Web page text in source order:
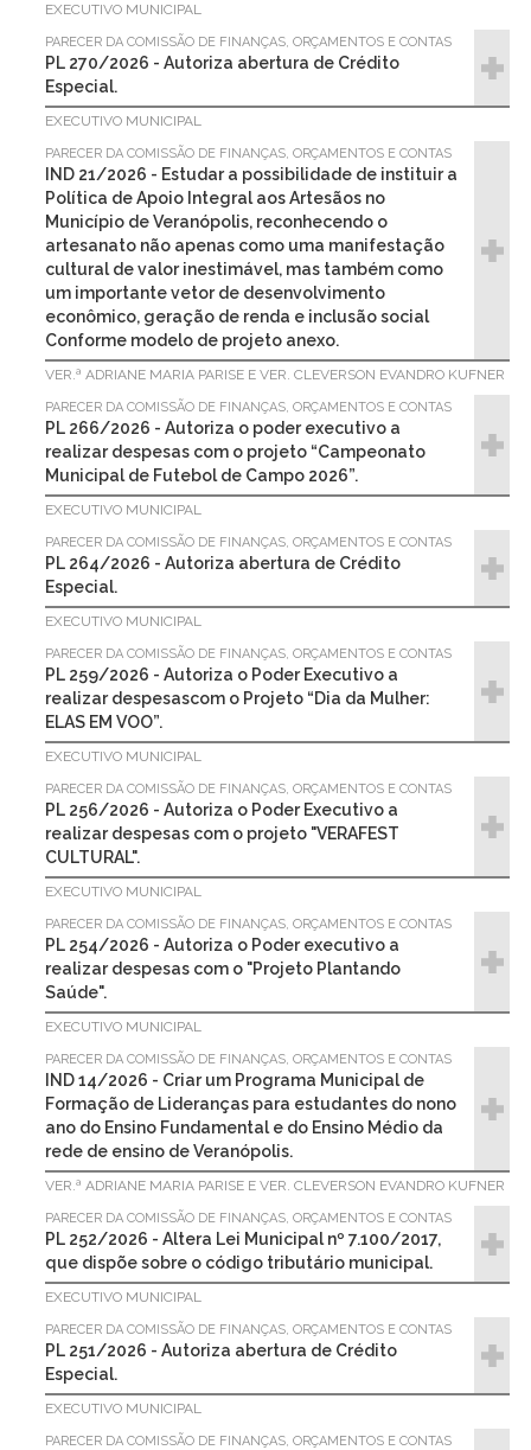
EXECUTIVO MUNICIPAL
PARECER DA COMISSÃO DE FINANÇAS, ORÇAMENTOS E CONTAS
PL 270/2026 - Autoriza abertura de Crédito
Especial.
EXECUTIVO MUNICIPAL
PARECER DA COMISSÃO DE FINANÇAS, ORÇAMENTOS E CONTAS
IND 21/2026 - Estudar a possibilidade de instituir a
Política de Apoio Integral aos Artesãos no
Município de Veranópolis, reconhecendo o
artesanato não apenas como uma manifestação
cultural de valor inestimável, mas também como
um importante vetor de desenvolvimento
econômico, geração de renda e inclusão social
Conforme modelo de projeto anexo.
VER.ª ADRIANE MARIA PARISE E VER. CLEVERSON EVANDRO KUFNER
PARECER DA COMISSÃO DE FINANÇAS, ORÇAMENTOS E CONTAS
PL 266/2026 - Autoriza o poder executivo a
realizar despesas com o projeto “Campeonato
Municipal de Futebol de Campo 2026”.
EXECUTIVO MUNICIPAL
PARECER DA COMISSÃO DE FINANÇAS, ORÇAMENTOS E CONTAS
PL 264/2026 - Autoriza abertura de Crédito
Especial.
EXECUTIVO MUNICIPAL
PARECER DA COMISSÃO DE FINANÇAS, ORÇAMENTOS E CONTAS
PL 259/2026 - Autoriza o Poder Executivo a
realizar despesascom o Projeto “Dia da Mulher:
ELAS EM VOO”.
EXECUTIVO MUNICIPAL
PARECER DA COMISSÃO DE FINANÇAS, ORÇAMENTOS E CONTAS
PL 256/2026 - Autoriza o Poder Executivo a
realizar despesas com o projeto "VERAFEST
CULTURAL".
EXECUTIVO MUNICIPAL
PARECER DA COMISSÃO DE FINANÇAS, ORÇAMENTOS E CONTAS
PL 254/2026 - Autoriza o Poder executivo a
realizar despesas com o "Projeto Plantando
Saúde".
EXECUTIVO MUNICIPAL
PARECER DA COMISSÃO DE FINANÇAS, ORÇAMENTOS E CONTAS
IND 14/2026 - Criar um Programa Municipal de
Formação de Lideranças para estudantes do nono
ano do Ensino Fundamental e do Ensino Médio da
rede de ensino de Veranópolis.
VER.ª ADRIANE MARIA PARISE E VER. CLEVERSON EVANDRO KUFNER
PARECER DA COMISSÃO DE FINANÇAS, ORÇAMENTOS E CONTAS
PL 252/2026 - Altera Lei Municipal nº 7.100/2017,
que dispõe sobre o código tributário municipal.
EXECUTIVO MUNICIPAL
PARECER DA COMISSÃO DE FINANÇAS, ORÇAMENTOS E CONTAS
PL 251/2026 - Autoriza abertura de Crédito
Especial.
EXECUTIVO MUNICIPAL
PARECER DA COMISSÃO DE FINANÇAS, ORÇAMENTOS E CONTAS